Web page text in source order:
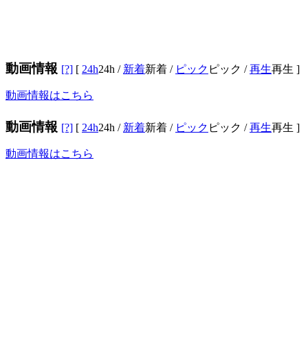
動画情報 [?] [ 24h24h / 新着新着 / ピック ピック /再生再生 ]
動画情報はこちら
動画情報 [?] [ 24h24h / 新着新着 / ピック ピック /再生再生 ]
動画情報はこちら